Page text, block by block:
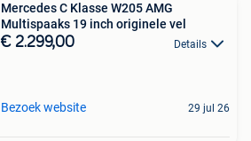
Mercedes C Klasse W205 AMG
Multispaaks 19 inch originele vel
€ 2.299,00 Details
Bezoek website 29 jul 26